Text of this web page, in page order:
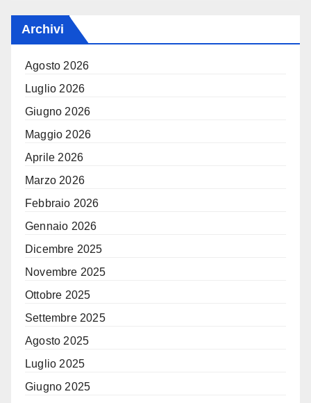
Archivi
Agosto 2026
Luglio 2026
Giugno 2026
Maggio 2026
Aprile 2026
Marzo 2026
Febbraio 2026
Gennaio 2026
Dicembre 2025
Novembre 2025
Ottobre 2025
Settembre 2025
Agosto 2025
Luglio 2025
Giugno 2025